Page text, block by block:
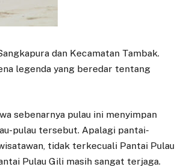
dan Kecamatan Tambak.
legenda yang beredar tentang
sebenarnya pulau ini menyimpan
pulau tersebut. Apalagi pantai-
tidak terkecuali Pantai Pulau
Pulau Gili masih sangat terjaga.